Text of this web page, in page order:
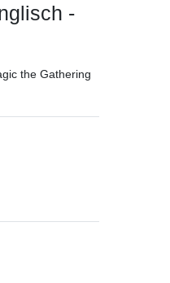
-
the Gathering